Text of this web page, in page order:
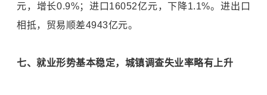
元，增长0.9%；进口16052亿元，下降1.1%。进出口
相抵，贸易顺差4943亿元。
七、就业形势基本稳定，城镇调查失业率略有上升